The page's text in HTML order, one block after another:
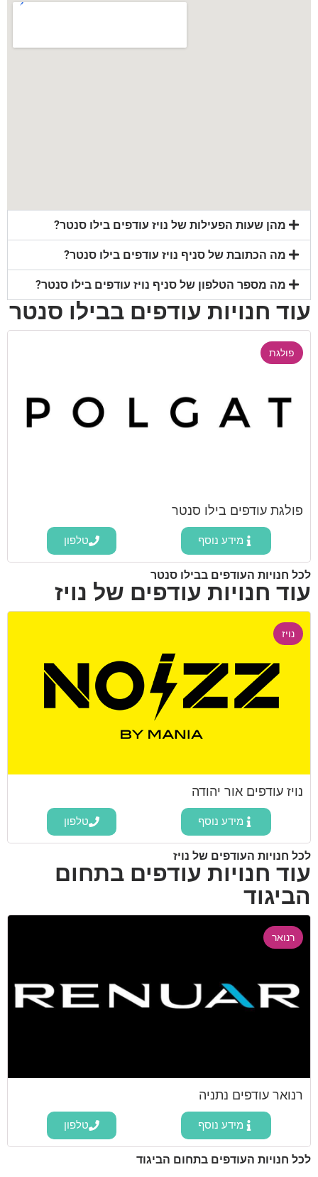
מהן שעות הפעילות של נויז עודפים בילו סנטר?
מה הכתובת של סניף נויז עודפים בילו סנטר?
מה מספר הטלפון של סניף נויז עודפים בילו סנטר?
עוד חנויות עודפים בבילו סנטר
פולגת
פולגת עודפים בילו סנטר
מידע נוסף טלפון
לכל חנויות העודפים בבילו סנטר
עוד חנויות עודפים של נויז
נויז
נויז עודפים אור יהודה
מידע נוסף טלפון
לכל חנויות העודפים של נויז
עוד חנויות עודפים בתחום
הביגוד
רנואר
רנואר עודפים נתניה
מידע נוסף טלפון
לכל חנויות העודפים בתחום הביגוד